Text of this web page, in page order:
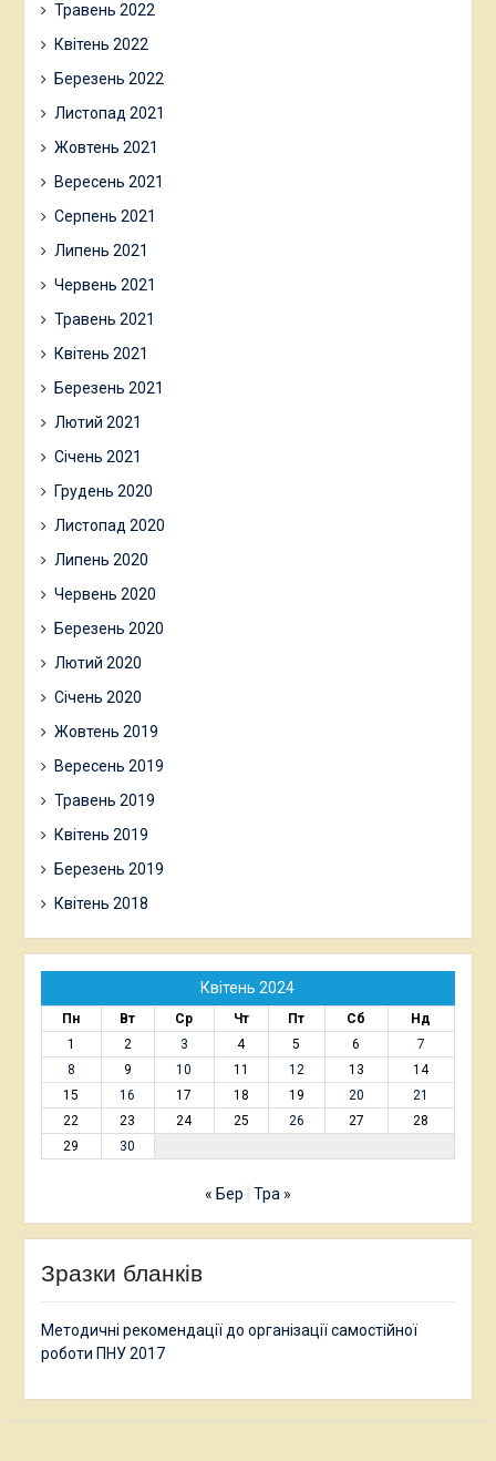
Травень 2022
Квітень 2022
Березень 2022
Листопад 2021
Жовтень 2021
Вересень 2021
Серпень 2021
Липень 2021
Червень 2021
Травень 2021
Квітень 2021
Березень 2021
Лютий 2021
Січень 2021
Грудень 2020
Листопад 2020
Липень 2020
Червень 2020
Березень 2020
Лютий 2020
Січень 2020
Жовтень 2019
Вересень 2019
Травень 2019
Квітень 2019
Березень 2019
Квітень 2018
Квітень 2024
Пн Вт Ср Чт Пт Сб
Нд
1
2 3 4 5 6
7
8
9 10 11 12 13
14
15
16 17 18 19 20
21
22
23 24 25 26 27
28
29
30
« Бер Тра »
Зразки бланків
Методичні рекомендації до організації самостійної
роботи ПНУ 2017